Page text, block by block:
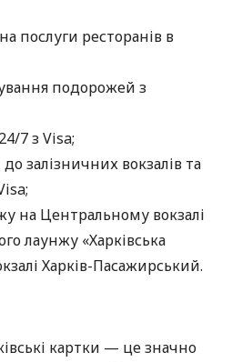
послуги ресторанів в
подорожей з
7 з Visa;
залізничних вокзалів та
на Центральному вокзалі
лаунжу «Харківська
Харків-Пасажирський.
картки — це значно